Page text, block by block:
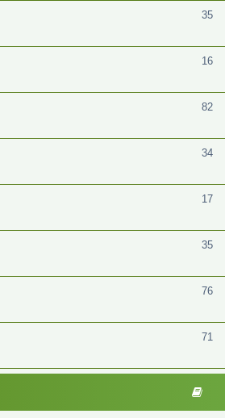
35
16
82
34
17
35
76
71